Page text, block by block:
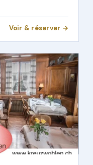
Voir & réserver →